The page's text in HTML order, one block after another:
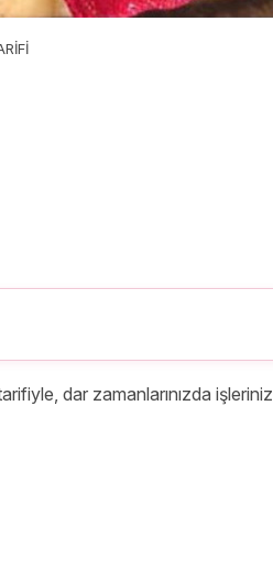
dar zamanlarınızda işleriniz